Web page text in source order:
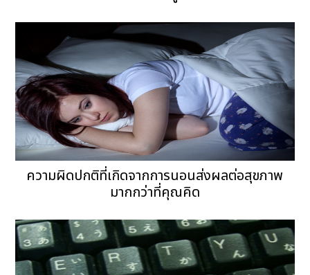
ความผิดปกติที่เกิดจากการนอนส่งผลต่อสุขภาพ
มากกว่าที่คุณคิด